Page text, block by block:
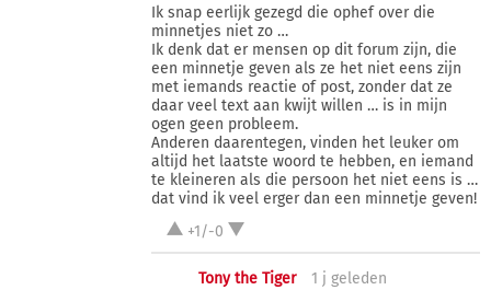
Ik snap eerlijk gezegd die ophef over die
minnetjes niet zo …
Ik denk dat er mensen op dit forum zijn, die
een minnetje geven als ze het niet eens zijn
met iemands reactie of post, zonder dat ze
daar veel text aan kwijt willen … is in mijn
ogen geen probleem.
Anderen daarentegen, vinden het leuker om
altijd het laatste woord te hebben, en iemand
te kleineren als die persoon het niet eens is …
dat vind ik veel erger dan een minnetje geven!
+1/-0
Tony the Tiger 1 j geleden